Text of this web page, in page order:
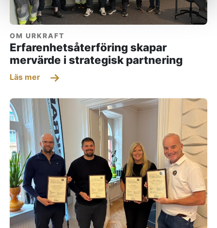
OM URKRAFT
Erfarenhetsåterföring skapar
mervärde i strategisk partnering
Läs mer